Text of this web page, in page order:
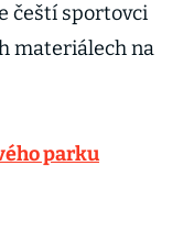
čeští sportovci
materiálech na
parku